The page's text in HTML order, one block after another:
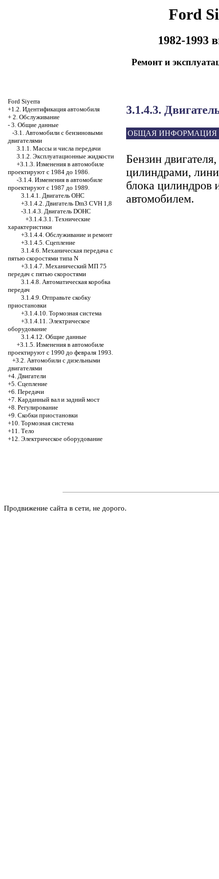
Ford
1982-1993
Ремонт и
Ford Siyerra
+1.2. Идентификация автомобиля
+ 2. Обслуживание
- 3. Общие данные
-3.1. Автомобили с бензиновыми
двигателями
3.1.1. Массы и числа передачи
3.1.2. Эксплуатационные жидкости
+3.1.3. Изменения в автомобиле
проектируют с 1984 до 1986.
-3.1.4. Изменения в автомобиле
проектируют с 1987 до 1989.
3.1.4.1. Двигатель OHC
+3.1.4.2. Двигатель Dm3 CVH 1,8
-3.1.4.3. Двигатель DOHC
+3.1.4.3.1. Технические
характеристики
+3.1.4.4. Обслуживание и ремонт
+3.1.4.5. Сцепление
3.1.4.6. Механическая передача с
пятью скоростями типа N
+3.1.4.7. Механический МП 75
передач с пятью скоростями
3.1.4.8. Автоматическая коробка
передач
3.1.4.9. Отправьте скобку
приостановки
+3.1.4.10. Тормозная система
+3.1.4.11. Электрическое
оборудование
3.1.4.12. Общие данные
+3.1.5. Изменения в автомобиле
проектируют с 1990 до февраля 1993.
+3.2. Автомобили с дизельными
двигателями
+4. Двигатели
+5. Сцепление
+6. Передачи
+7. Карданный вал и задний мост
+8. Регулирование
+9. Скобки приостановки
+10. Тормозная система
+11. Тело
+12. Электрическое оборудование
3.1.4.3.
ОБЩАЯ ИНФОРМАЦИЯ
Бензин
цилиндрами,
блока цилиндров
автомобилем.
Продвижение сайта в сети, не дорого.